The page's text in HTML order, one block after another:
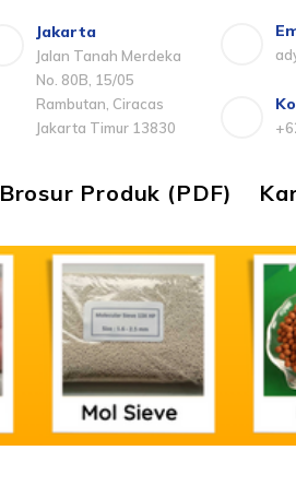
Jakarta
Jalan Tanah Merdeka
No. 80B, 15/05
Rambutan, Ciracas
Jakarta Timur 13830
Brosur Produk (PDF)